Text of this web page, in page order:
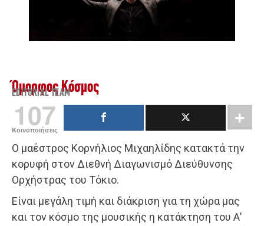
Όμορφος Κόσμος
EDITORIAL TEAM
107
Κοινοποιήσεις
Ο μαέστρος Κορνήλιος Μιχαηλίδης κατακτά την
κορυφή στον Διεθνή Διαγωνισμό Διεύθυνσης
Ορχήστρας του Τόκιο.
Είναι μεγάλη τιμή και διάκριση για τη χώρα μας
και τον κόσμο της μουσικής η κατάκτηση του Α’